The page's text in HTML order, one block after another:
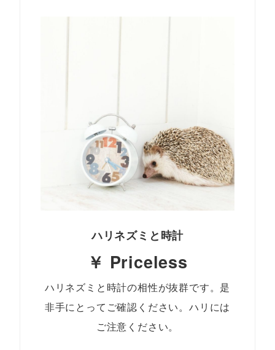
ハリネズミと時計
￥ Priceless
ハリネズミと時計の相性が抜群です。是
非手にとってご確認ください。ハリには
ご注意ください。